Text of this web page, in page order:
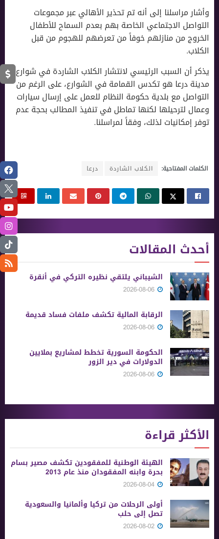
وأشار مراسلنا إلى أنه تم تحذير الأهالي عبر مجموعات
التواصل الاجتماعي الخاصة بهم بعدم السماح للأطفال
الخروج من منازلهم خوفاً من تعرضهم للهجوم من قبل
الكلاب.
يذكر أن السبب الرئيسي لانتشار الكلاب الشاردة في شوارع
مدينة درعا هو تكدس القمامة في الشوارع، على الرغم من
التواصل مع بلدية حكومة النظام للعمل على إرسال سيارات
وعمال لترحيلها لكنها تماطل في تنفيذ المطالب بحجة عدم
توفر إمكانيات لذلك، وفقاً لمراسلنا.
الكلمات المفتاحية: الكلاب الشاردة درعا
أحدث المقالات
الشيباني يلتقي نظيره التركي في أنقرة
الرقابة المالية تكشف ملفات فساد قديمة
الحكومة السورية تخطط لمشاريع بملايين
الدولارات في دير الزور
الأكثر قراءة
الهيئة الوطنية للمفقودين تكشف مصير بسام
بحرة وابنه المفقودان منذ عام 2013
أولى الرحلات من ‏تركيا وألمانيا والسعودية
تصل إلى حلب